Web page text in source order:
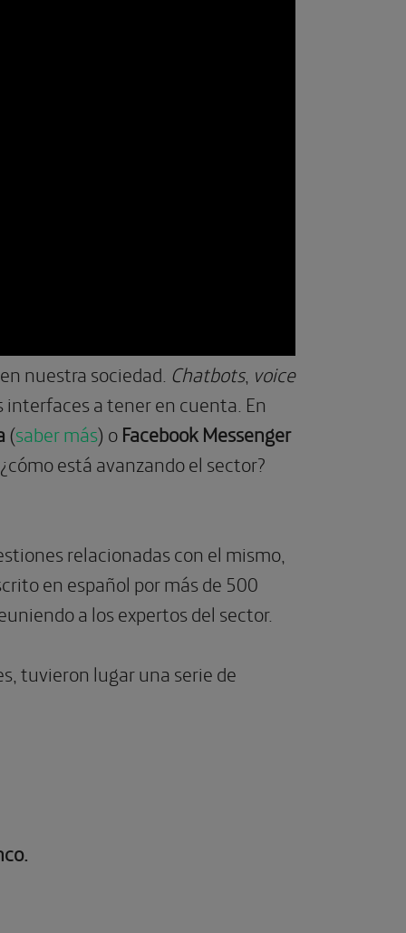
nuestra sociedad. Chatbots, voice
a tener en cuenta. En
(saber más) oFacebook Messenger
está avanzando el sector?
relacionadas con el mismo,
en español por más de 500
a los expertos del sector.
tuvieron lugar una serie de